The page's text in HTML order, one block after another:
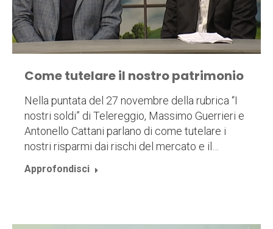
Come tutelare il nostro patrimonio
Nella puntata del 27 novembre della rubrica “I
nostri soldi” di Telereggio, Massimo Guerrieri e
Antonello Cattani parlano di come tutelare i
nostri risparmi dai rischi del mercato e il…
Approfondisci